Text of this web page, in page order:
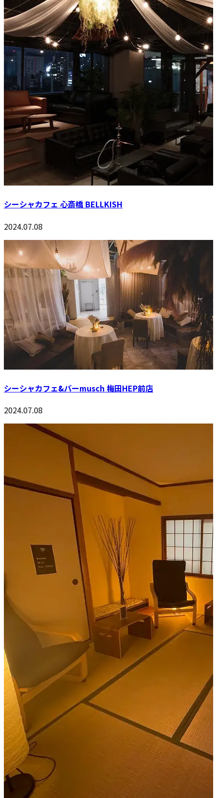
シーシャカフェ 心斎橋 BELLKISH
2024.07.08
シーシャカフェ&バーmusch 梅田HEP前店
2024.07.08